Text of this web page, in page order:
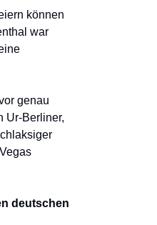
können
war
genau
Ur-Berliner,
deutschen